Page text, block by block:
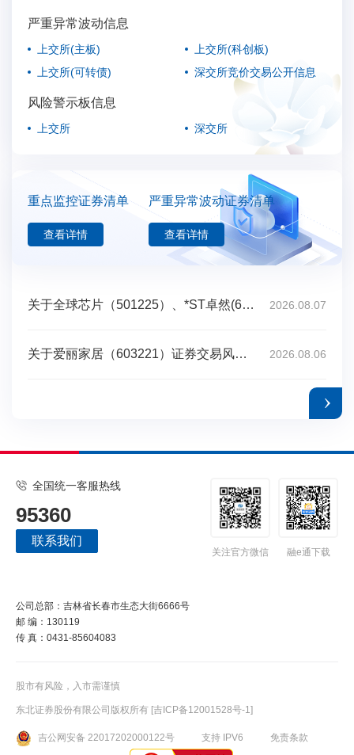
严重异常波动信息
上交所(主板)
上交所(科创板)
上交所(可转债)
深交所竞价交易公开信息
风险警示板信息
上交所 深交所
重点监控证券清单
查看详情
严重异常波动证券清单
查看详情
关于全球芯片（501225）、*ST卓然(688121)证券交易风险的提示公告 2026.08.07
关于爱丽家居（603221）证券交易风险的提示公告 2026.08.06
关注官方微信 融e通下载
全国统一客服热线
95360
联系我们
公司总部：吉林省长春市生态大街6666号
邮 编：130119
传 真：0431-85604083
股市有风险，入市需谨慎
东北证券股份有限公司版权所有 [吉ICP备12001528号-1]
吉公网安备 22017202000122号 支持 IPV6 免责条款